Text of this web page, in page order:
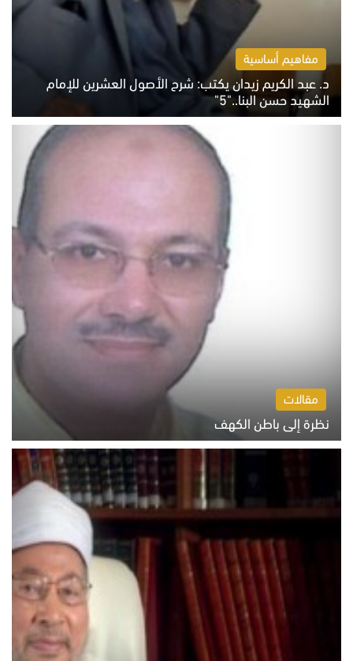
مفاهيم أساسية
د. عبد الكريم زيدان يكتب: شرح الأصول العشرين للإمام
الشهيد حسن البنا.."5"
السبت 8 أغسطس 2026 10:46 ص
مقالات
نظرة إلى باطن الكهف
السبت 8 أغسطس 2026 11:04 ص